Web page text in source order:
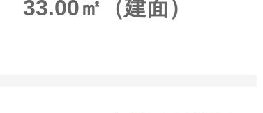
33.00㎡（建面）